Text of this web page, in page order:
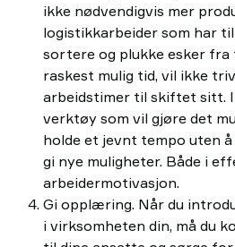
ikke nødvendigvis mer
logistikkarbeider som har
sortere og plukke esker
raskest mulig tid, vil ikke
arbeidstimer til skiftet sitt.
verktøy som vil gjøre det
holde et jevnt tempo uten
gi nye muligheter. Både i
arbeidermotivasjon.
Gi opplæring. Når du
i virksomheten din, må du